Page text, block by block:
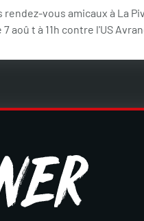
rendez-vous amicaux à La
aoû t à 11h contre l'US